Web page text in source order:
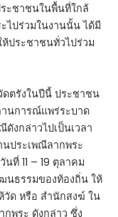
ะชาชนในพื้นที่ใกล้
ะไปร่วมในงานนั้น ได้มี
ห้ประชาชนทั่วไปร่วม
ดตรังในปีนี้ ประชาชน
านการณ์แพร่ระบาด
งกล่าวไปเป็นเวลา
ประเพณีลากพระ
ที่ 11 – 19 ตุลาคม
นธรรมของท้องถิ่น ให้
วัด หรือ สำนักสงฆ์ ใน
กพระ ดังกล่าว ซึ่ง